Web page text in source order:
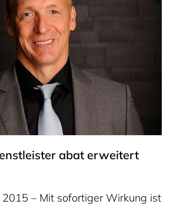
abat erweitert
2015 – Mit sofortiger Wirkung ist